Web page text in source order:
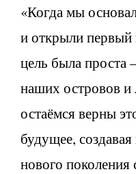
«Когда мы
и открыли
цель была проста
наших островов
остаёмся верны
будущее,
нового